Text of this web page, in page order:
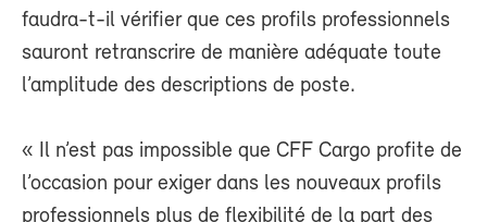
faudra-t-il vérifier que ces profils professionnels
sauront retranscrire de manière adéquate toute
l’amplitude des descriptions de poste.
« Il n’est pas impossible que CFF Cargo profite de
l’occasion pour exiger dans les nouveaux profils
professionnels plus de flexibilité de la part des